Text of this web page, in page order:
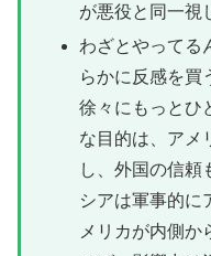
が悪役と同一視
わざとやってる
らかに反感を買
徐々にもっとひ
な目的は、アメ
し、外国の信頼
シアは軍事的に
メリカが内側か